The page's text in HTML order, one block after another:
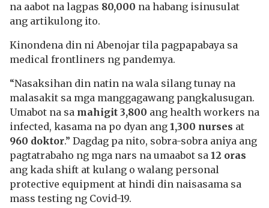
na aabot na lagpas 80,000 na habang isinusulat
ang artikulong ito.
Kinondena din ni Abenojar tila pagpapabaya sa
medical frontliners ng pandemya.
“Nasaksihan din natin na wala silang tunay na
malasakit sa mga manggagawang pangkalusugan.
Umabot na sa mahigit 3,800 ang health workers na
infected, kasama na po dyan ang 1,300 nurses at
960 doktor.” Dagdag pa nito, sobra-sobra aniya ang
pagtatrabaho ng mga nars na umaabot sa 12 oras
ang kada shift at kulang o walang personal
protective equipment at hindi din naisasama sa
mass testing ng Covid-19.